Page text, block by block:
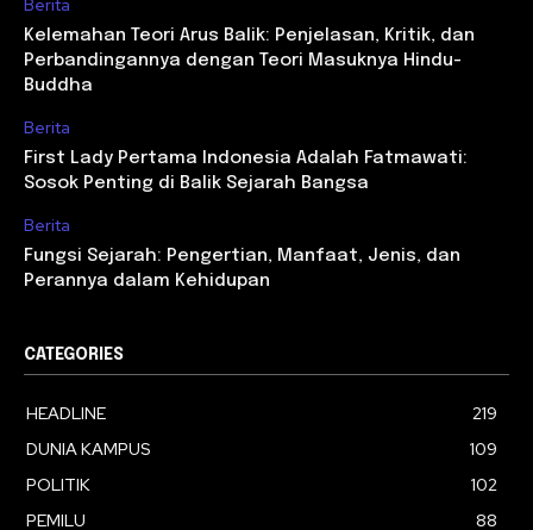
Berita
Kelemahan Teori Arus Balik: Penjelasan, Kritik, dan
Perbandingannya dengan Teori Masuknya Hindu-
Buddha
Berita
First Lady Pertama Indonesia Adalah Fatmawati:
Sosok Penting di Balik Sejarah Bangsa
Berita
Fungsi Sejarah: Pengertian, Manfaat, Jenis, dan
Perannya dalam Kehidupan
CATEGORIES
HEADLINE
219
DUNIA KAMPUS
109
POLITIK
102
PEMILU
88